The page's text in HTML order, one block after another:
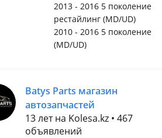
2013 - 2016 5 поколение
рестайлинг (MD/UD)
2010 - 2016 5 поколение
(MD/UD)
Batys Parts магазин
автозапчастей
13 лет на Kolesa.kz • 467
объявлений